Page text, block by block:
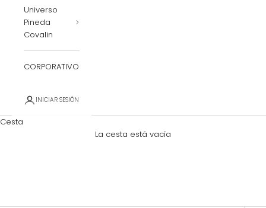
Universo
Pineda
Covalin
CORPORATIVO
INICIAR SESIÓN
Cesta
La cesta está vacía